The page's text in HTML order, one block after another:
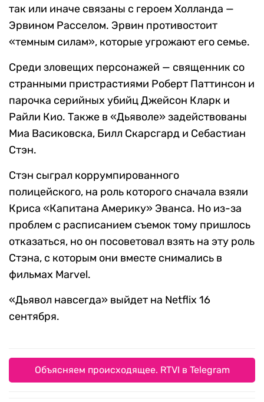
так или иначе связаны с героем Холланда —
Эрвином Расселом. Эрвин противостоит
«темным силам», которые угрожают его семье.
Среди зловещих персонажей — священник со
странными пристрастиями Роберт Паттинсон и
парочка серийных убийц Джейсон Кларк и
Райли Кио. Также в «Дьяволе» задействованы
Миа Васиковска, Билл Скарсгард и Себастиан
Стэн.
Стэн сыграл коррумпированного
полицейского, на роль которого сначала взяли
Криса «Капитана Америку» Эванса. Но из-за
проблем с расписанием съемок тому пришлось
отказаться, но он посоветовал взять на эту роль
Стэна, с которым они вместе снимались в
фильмах Marvel.
«Дьявол навсегда» выйдет на Netflix 16
сентября.
Объясняем происходящее. RTVI в Telegram